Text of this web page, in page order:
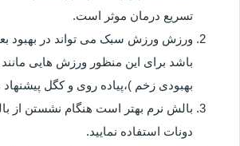
تسریع درمان موثر است.
ورزش ورزش سبک می تواند در بهبود
باشد برای این منظور ورزش هایی مانند
بهبودی زخم )،پیاده روی و کگل
بالش نرم بهتر است هنگام نشستن از
دونات استفاده نمایید.